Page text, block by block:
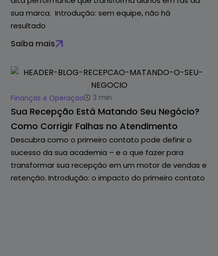
sua marca. Introdução: sem equipe, não há
resultado
Saiba mais
Finanças e Operação 3 min
Sua Recepção Está Matando Seu Negócio?
Como Corrigir Falhas no Atendimento
Descubra como o primeiro contato pode definir o
sucesso da sua academia – e o que fazer para
transformar sua recepção em um motor de vendas e
retenção. Introdução: o impacto do primeiro contato